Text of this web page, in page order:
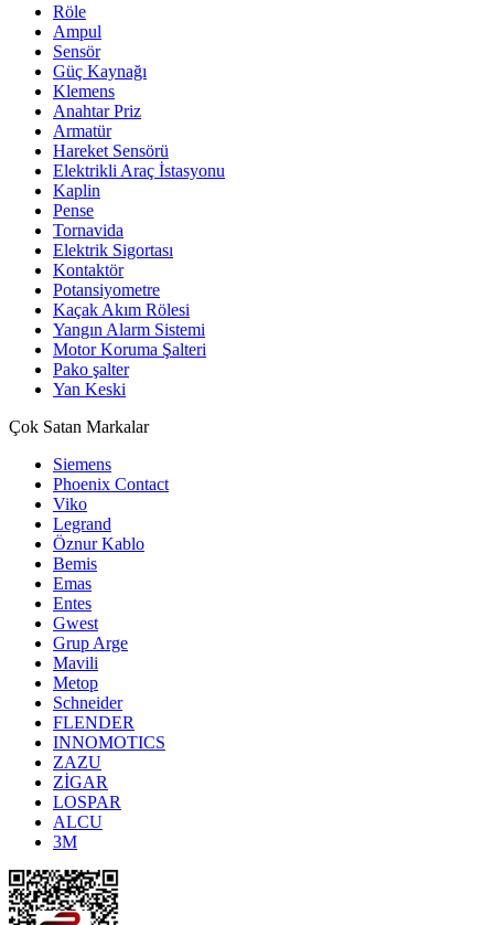
Röle
Ampul
Sensör
Güç Kaynağı
Klemens
Anahtar Priz
Armatür
Hareket Sensörü
Elektrikli Araç İstasyonu
Kaplin
Pense
Tornavida
Elektrik Sigortası
Kontaktör
Potansiyometre
Kaçak Akım Rölesi
Yangın Alarm Sistemi
Motor Koruma Şalteri
Pako şalter
Yan Keski
Çok Satan Markalar
Siemens
Phoenix Contact
Viko
Legrand
Öznur Kablo
Bemis
Emas
Entes
Gwest
Grup Arge
Mavili
Metop
Schneider
FLENDER
INNOMOTICS
ZAZU
ZİGAR
LOSPAR
ALCU
3M